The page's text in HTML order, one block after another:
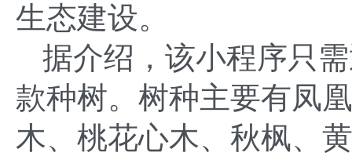
生态建设。
据介绍，该小程序只
款种树。树种主要有凤
木、桃花心木、秋枫、